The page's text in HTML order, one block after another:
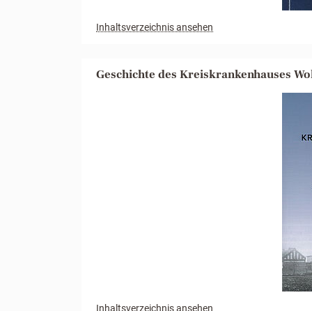
Inhaltsverzeichnis ansehen
Geschichte des Kreiskrankenhauses
Inhaltsverzeichnis ansehen